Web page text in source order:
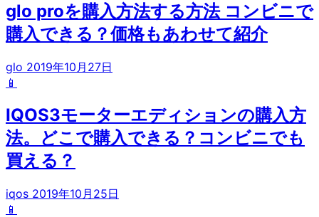
glo proを購入方法する方法 コンビニで
購入できる？価格もあわせて紹介
glo 2019年10月27日
📱
IQOS3モーターエディションの購入方
法。どこで購入できる？コンビニでも
買える？
iqos 2019年10月25日
📱